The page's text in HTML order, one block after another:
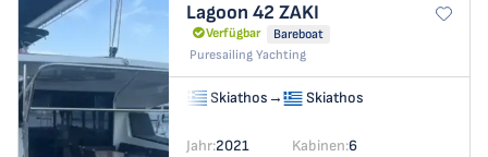
Lagoon 42 ZAKI
Verfügbar
Bareboat
Puresailing Yachting
Skiathos→ Skiathos
Jahr:2021 Kabinen:6